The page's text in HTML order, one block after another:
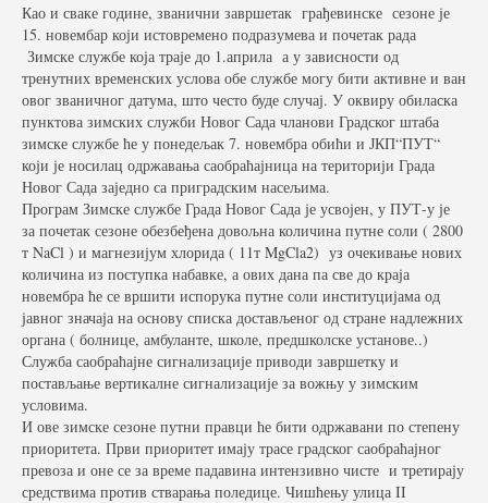
Квалификациони поступак
Преговарачки поступак
Поступак јавне набавке мале вредности
Набавке на које се закон о јавној набавци не
примењује
Документа
Галерија
Фото галерија
Видео галерија
Контакт
Као и сваке године, званични завршетак грађевинске сезоне је
15. новембар који истовремено подразумева и почетак рада
Зимске службе која траје до 1.априла а у зависности од
тренутних временских услова обе службе могу бити активне и ван
овог званичног датума, што често буде случај. У оквиру обиласка
пунктова зимских служби Новог Сада чланови Градског штаба
зимске службе ће у понедељак 7. новембра обићи и ЈКП“ПУТ“
који је носилац одржавања саобраћајница на територији Града
Новог Сада заједно са приградским насељима.
Програм Зимске службе Града Новог Сада је усвојен, у ПУТ-у је
за почетак сезоне обезбеђена довољна количина путне соли ( 2800
т NaCl ) и магнезијум хлорида ( 11т MgCla2) уз очекивање нових
количина из поступка набавке, а ових дана па све до краја
новембра ће се вршити испорука путне соли институцијама од
јавног значаја на основу списка достављеног од стране надлежних
органа ( болнице, амбуланте, школе, предшколске установе..)
Служба саобраћајне сигнализације приводи завршетку и
постављање вертикалне сигнализације за вожњу у зимским
условима.
И ове зимске сезоне путни правци ће бити одржавани по степену
приоритета. Први приоритет имају трасе градског саобраћајног
превоза и оне се за време падавина интензивно чисте и третирају
средствима против стварања поледице. Чишћењу улица II